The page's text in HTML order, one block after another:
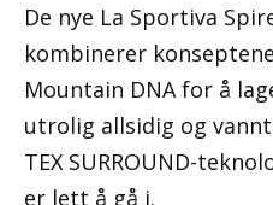
De nye La Sportiva
kombinerer
Mountain DNA for å
utrolig allsidig og
TEX SURROUND-
er lett å gå i.